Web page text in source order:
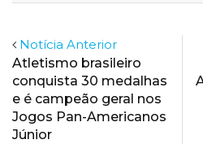
Notícia Anterior
Atletismo brasileiro
conquista 30 medalhas
e é campeão geral nos
Jogos Pan-Americanos
Júnior